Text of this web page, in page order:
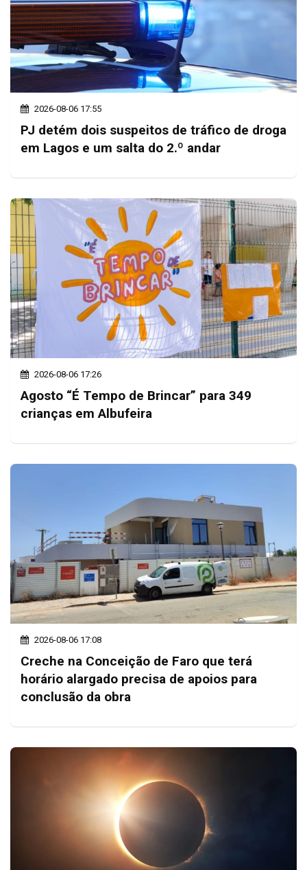
2026-08-06 17:55
PJ detém dois suspeitos de tráfico de droga
em Lagos e um salta do 2.º andar
2026-08-06 17:26
Agosto “É Tempo de Brincar” para 349
crianças em Albufeira
2026-08-06 17:08
Creche na Conceição de Faro que terá
horário alargado precisa de apoios para
conclusão da obra